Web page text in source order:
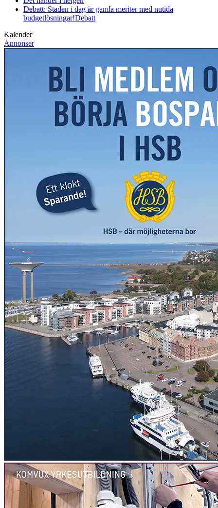
Debatt: Staden i dag är gamla meriter med nutida
budgetlösningar!Debatt
Kalender
Annonser